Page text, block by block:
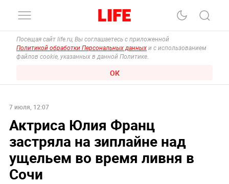
Посещая сайт life.ru, Вы соглашаетесь с приложенной
Политикой обработки Персональных данных и с использованием
файлов cookie, указанных в данной Политике.
ОК
7 июля, 12:07
Актриса Юлия Франц
застряла на зиплайне над
ущельем во время ливня в
Сочи